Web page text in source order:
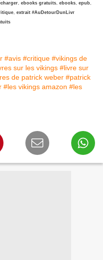
, ebooks gratuits, ebooks, epub,
, extrait #AuDetourDunLivr
#avis #critique #vikings de
sur les vikings #livre sur
de patrick weber #patrick
#les vikings amazon #les